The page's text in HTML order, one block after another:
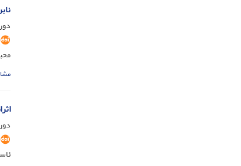
دوره 3، شماره 2،
دوره 1، شماره